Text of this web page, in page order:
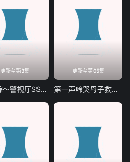
更新至第3集
大追踪〜警视厅SSBC强行犯系〜第二季
更新至第05集
第一声啼哭母子救命急救班